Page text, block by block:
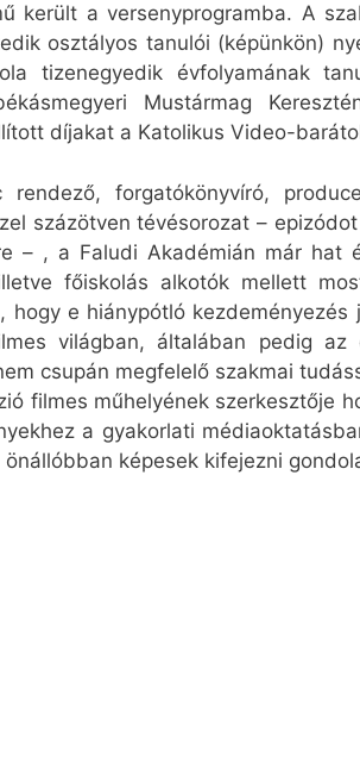
került a versenyprogramba. A
osztályos tanulói (képünkön)
tizenegyedik évfolyamának
Mustármag
díjakat a Katolikus Video-
forgatókönyvíró,
százötven tévésorozat –
– , a Faludi Akadémián már hat
főiskolás alkotók mellett
e hiánypótló
világban, általában pedig
csupán megfelelő szakmai
filmes műhelyének szerkesztője
a gyakorlati
képesek kifejezni